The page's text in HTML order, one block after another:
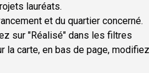
lauréats.
et du quartier concerné.
sur "Réalisé" dans les filtres
carte, en bas de page,